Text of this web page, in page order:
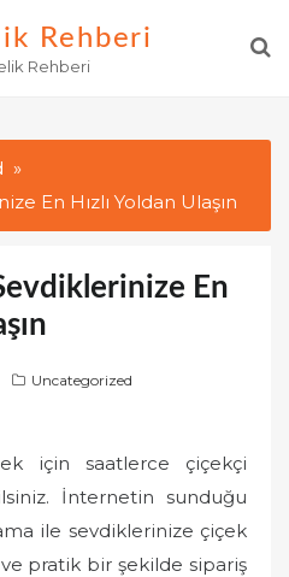
Rehberi
Rehberi
En Hızlı Yoldan Ulaşın
En
Uncategorized
için saatlerce çiçekçi
İnternetin sunduğu
ile sevdiklerinize çiçek
pratik bir şekilde sipariş